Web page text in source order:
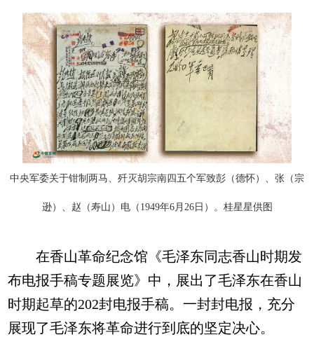
门 时间： 2021-10-09
中央军委关于钳制两马、歼灭胡宗南四五个军致彭（德怀）、张（宗
逊）、赵（寿山）电（1949年6月26日）。桂星星供图
在香山革命纪念馆《毛泽东同志香山时期发
布电报手稿专题展览》中，展出了毛泽东在香山
时期起草的202封电报手稿。一封封电报，充分
展现了毛泽东将革命进行到底的坚定决心。